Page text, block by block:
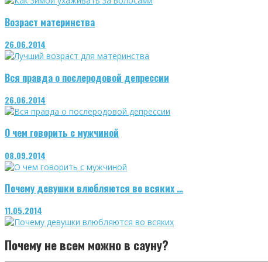
Возраст материнства
26.06.2014
Вся правда о послеродовой депрессии
26.06.2014
О чем говорить с мужчиной
08.09.2014
Почему девушки влюбляются во всяких …
11.05.2014
Почему не всем можно в сауну?